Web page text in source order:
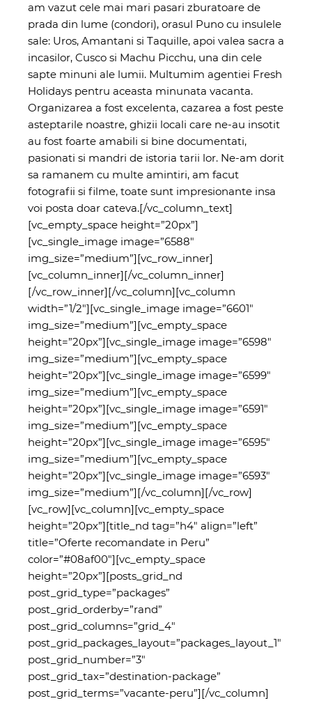
am vazut cele mai mari pasari zburatoare de
prada din lume (condori), orasul Puno cu insulele
sale: Uros, Amantani si Taquille, apoi valea sacra a
incasilor, Cusco si Machu Picchu, una din cele
sapte minuni ale lumii. Multumim agentiei Fresh
Holidays pentru aceasta minunata vacanta.
Organizarea a fost excelenta, cazarea a fost peste
asteptarile noastre, ghizii locali care ne-au insotit
au fost foarte amabili si bine documentati,
pasionati si mandri de istoria tarii lor. Ne-am dorit
sa ramanem cu multe amintiri, am facut
fotografii si filme, toate sunt impresionante insa
voi posta doar cateva.[/vc_column_text]
[vc_empty_space height=”20px”]
[vc_single_image image=”6588″
img_size=”medium”][vc_row_inner]
[vc_column_inner][/vc_column_inner]
[/vc_row_inner][/vc_column][vc_column
width=”1/2″][vc_single_image image=”6601″
img_size=”medium”][vc_empty_space
height=”20px”][vc_single_image image=”6598″
img_size=”medium”][vc_empty_space
height=”20px”][vc_single_image image=”6599″
img_size=”medium”][vc_empty_space
height=”20px”][vc_single_image image=”6591″
img_size=”medium”][vc_empty_space
height=”20px”][vc_single_image image=”6595″
img_size=”medium”][vc_empty_space
height=”20px”][vc_single_image image=”6593″
img_size=”medium”][/vc_column][/vc_row]
[vc_row][vc_column][vc_empty_space
height=”20px”][title_nd tag=”h4″ align=”left”
title=”Oferte recomandate in Peru”
color=”#08af00″][vc_empty_space
height=”20px”][posts_grid_nd
post_grid_type=”packages”
post_grid_orderby=”rand”
post_grid_columns=”grid_4″
post_grid_packages_layout=”packages_layout_1″
post_grid_number=”3″
post_grid_tax=”destination-package”
post_grid_terms=”vacante-peru”][/vc_column]